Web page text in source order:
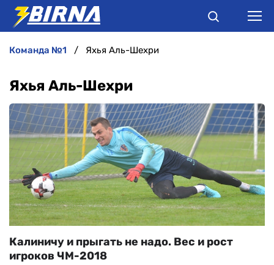
ІНТЕРВ'Ю
РІЗНЕ
БУКМЕКЕРИ
команда №1 Яхья Аль-Шехри
Яхья Аль-Шехри
Калиничу и прыгать не надо. Вес и рост
игроков ЧМ-2018